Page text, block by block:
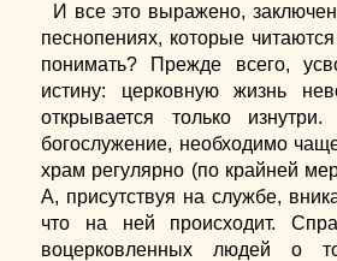
И все это выражено,
песнопениях, которые
понимать? Прежде всего,
истину: церковную жизнь
открывается только
богослужение, необходимо
храм регулярно (по крайней
А, присутствуя на службе,
что на ней происходит.
воцерковленных людей о